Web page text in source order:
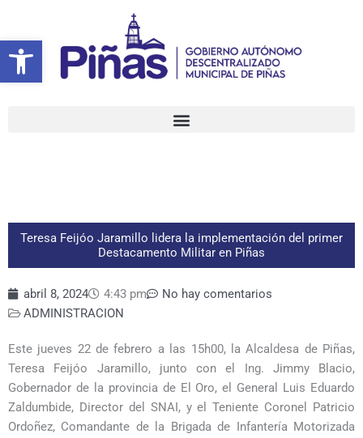
Abrir barra de herramientas
contenido
Teresa Feijóo Jaramillo lidera la implementación del primer
Destacamento Militar en Piñas
abril 8, 2024 4:43 pm
No hay comentarios
ADMINISTRACION
Este jueves 22 de febrero a las 15h00, la Alcaldesa de Piñas,
Teresa Feijóo Jaramillo, junto con el Ing. Jimmy Blacio,
Gobernador de la provincia de El Oro, el General Luis Eduardo
Zaldumbide, Director del SNAI, y el Teniente Coronel Patricio
Ordoñez, Comandante de la Brigada de Infantería Motorizada